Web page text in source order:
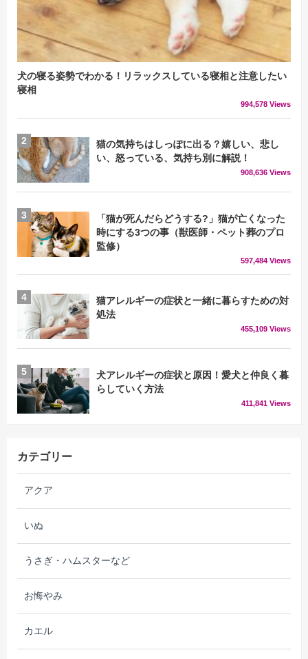
犬の寝る姿勢でわかる！リラックスしている寝相と注意したい
寝相
994,578 Views
猫の気持ちはしっぽに出る？嬉しい、悲し
い、怒っている、気持ち別に解説！
908,636 Views
「猫が死んだらどうする?」猫が亡くなった
時にする3つの事（獣医師・ペット葬のプロ
監修）
597,484 Views
猫アレルギーの症状と一緒に暮らすための対
処法
455,109 Views
犬アレルギーの症状と原因！愛犬と仲良く暮
らしていく方法
411,841 Views
カテゴリー
アクア
いぬ
うさぎ・ハムスターなど
お悔やみ
カエル